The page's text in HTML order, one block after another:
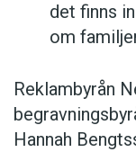
det finns
om
Reklambyrån
Hannah